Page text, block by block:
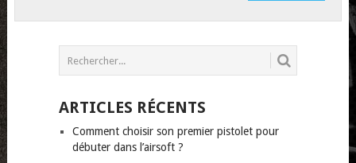
ARTICLES RÉCENTS
Comment choisir son premier pistolet pour
débuter dans l’airsoft ?